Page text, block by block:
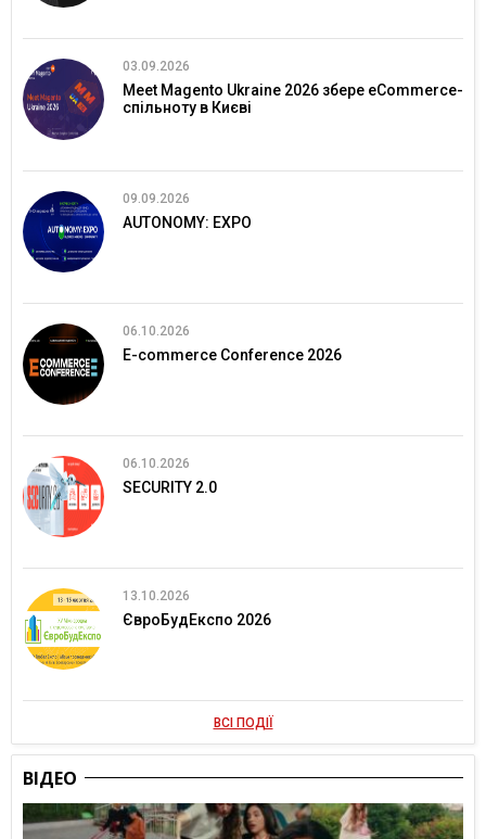
03.09.2026
Meet Magento Ukraine 2026 збере eCommerce-
спільноту в Києві
09.09.2026
AUTONOMY: EXPO
06.10.2026
E-commerce Conference 2026
06.10.2026
SECURITY 2.0
13.10.2026
ЄвроБудЕкспо 2026
ВСІ ПОДІЇ
ВІДЕО